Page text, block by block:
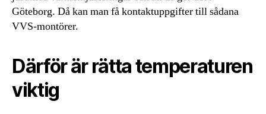
Göteborg. Då kan man få kontaktuppgifter till sådana
VVS-montörer.
Därför är rätta temperaturen
viktig